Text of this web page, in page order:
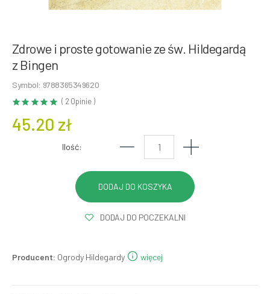
Zdrowe i proste gotowanie ze św. Hildegardą
z Bingen
Symbol: 9788365349620
( 2 Opinie )
45.20 zł
Ilość:
DODAJ DO POCZEKALNI
Producent: Ogrody Hildegardy więcej